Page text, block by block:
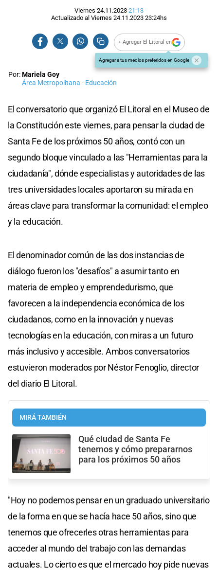
Viernes 24.11.2023 21:13
Actualizado al Viernes 24.11.2023 23:24hs
+ Agregar El Litoral en
Agregar a tus medios preferidos en Google
Por:Mariela Goy
Área Metropolitana - Educación
El conversatorio que organizó El Litoral en el Museo de
la Constitución este viernes, para pensar la ciudad de
Santa Fe de los próximos 50 años, contó con un
segundo bloque vinculado a las "Herramientas para la
ciudadanía", dónde especialistas y autoridades de las
tres universidades locales aportaron su mirada en
áreas clave para transformar la comunidad: el empleo
y la educación.
El denominador común de las dos instancias de
diálogo fueron los "desafíos" a asumir tanto en
materia de empleo y emprendedurismo, que
favorecen a la independencia económica de los
ciudadanos, como en la innovación y nuevas
tecnologías en la educación, con miras a un futuro
más inclusivo y accesible. Ambos conversatorios
estuvieron moderados por Néstor Fenoglio, director
del diario El Litoral.
MIRÁ TAMBIÉN
Qué ciudad de Santa Fe
tenemos y cómo prepararnos
para los próximos 50 años
"Hoy no podemos pensar en un graduado universitario
de la forma en que se hacía hace 50 años, sino que
tenemos que ofrecerles otras herramientas para
acceder al mundo del trabajo con las demandas
actuales. Lo cierto es que el mercado hoy pide nuevas